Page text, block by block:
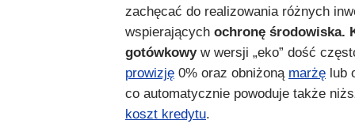
zachęcać do realizowania różnych
wspierających ochronę środowiska.
gotówkowyw wersji „eko” dość
prowizję 0% oraz obniżoną marżę lub
co automatycznie powoduje także
koszt kredytu.